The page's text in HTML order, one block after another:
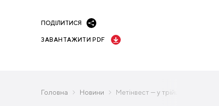
ПОДІЛИТИСЯ
ЗАВАНТАЖИТИ PDF
Головна Новини Метінвест — у трійці